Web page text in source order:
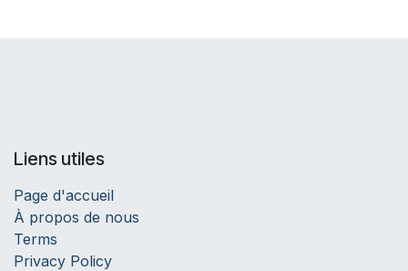
Liens utiles
Page d'accueil
À propos de nous
Terms
Privacy Policy